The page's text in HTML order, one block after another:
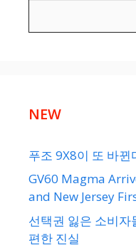
NEW
푸조 9X8이 또 바
GV60 Magma
and New Jersey
선택권 잃은 소비자
편한 진실